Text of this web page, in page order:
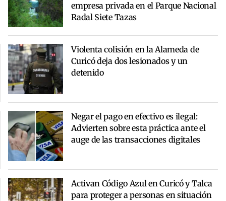
empresa privada en el Parque Nacional
Radal Siete Tazas
Violenta colisión en la Alameda de
Curicó deja dos lesionados y un
detenido
Negar el pago en efectivo es ilegal:
Advierten sobre esta práctica ante el
auge de las transacciones digitales
Activan Código Azul en Curicó y Talca
para proteger a personas en situación